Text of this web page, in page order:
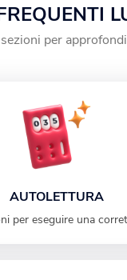
per
AUTOLETTURA
per eseguire una